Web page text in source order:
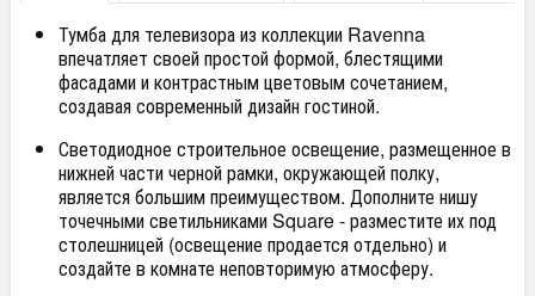
Тумба для телевизора из коллекции Ravenna
впечатляет своей простой формой, блестящими
фасадами и контрастным цветовым сочетанием,
создавая современный дизайн гостиной.
Светодиодное строительное освещение, размещенное в
нижней части черной рамки, окружающей полку,
является большим преимуществом. Дополните нишу
точечными светильниками Square - разместите их под
столешницей (освещение продается отдельно) и
создайте в комнате неповторимую атмосферу.